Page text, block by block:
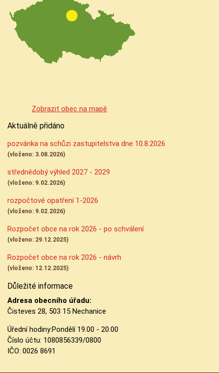
Zobrazit obec na mapě
Aktuálně přidáno
pozvánka na schůzi zastupitelstva dne 10.8.2026
(vloženo: 3.08.2026)
střednědobý výhled 2027 - 2029
(vloženo: 9.02.2026)
rozpočtové opatření 1-2026
(vloženo: 9.02.2026)
Rozpočet obce na rok 2026 - po schválení
(vloženo: 29.12.2025)
Rozpočet obce na rok 2026 - návrh
(vloženo: 12.12.2025)
Důležité informace
Adresa obecního úřadu:
Čisteves 28, 503 15 Nechanice
Úřední hodiny:Pondělí 19.00 - 20.00
Číslo účtu: 1080856339/0800
IČO: 0026 8691